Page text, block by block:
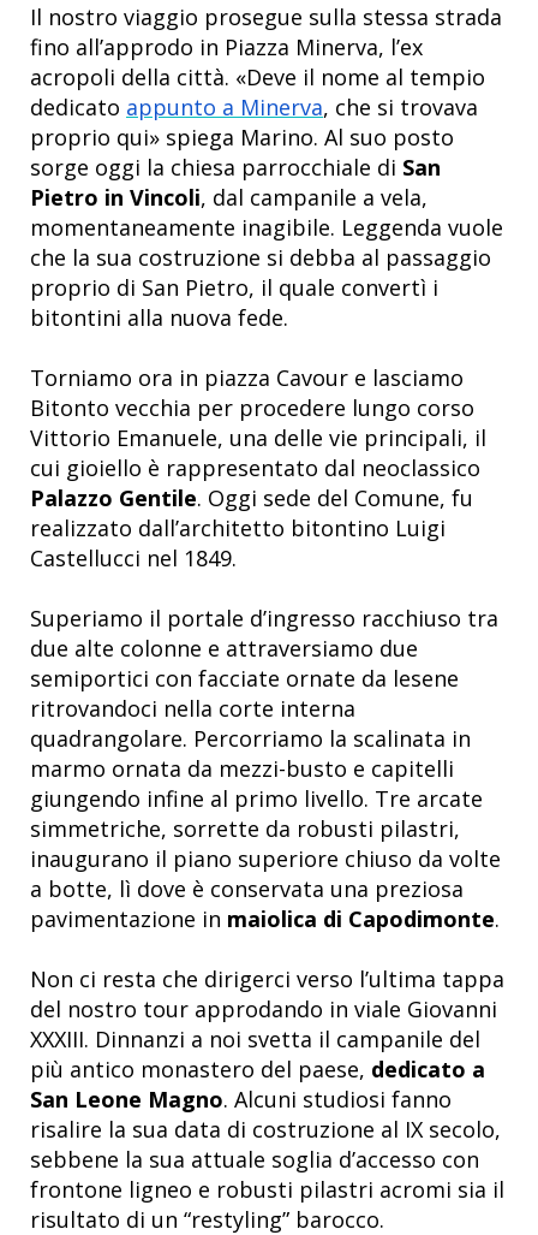
Il nostro viaggio prosegue sulla stessa strada
fino all’approdo in Piazza Minerva, l’ex
acropoli della città. «Deve il nome al tempio
dedicato appunto a Minerva, che si trovava
proprio qui» spiega Marino. Al suo posto
sorge oggi la chiesa parrocchiale di San
Pietro in Vincoli, dal campanile a vela,
momentaneamente inagibile. Leggenda vuole
che la sua costruzione si debba al passaggio
proprio di San Pietro, il quale convertì i
bitontini alla nuova fede.
Torniamo ora in piazza Cavour e lasciamo
Bitonto vecchia per procedere lungo corso
Vittorio Emanuele, una delle vie principali, il
cui gioiello è rappresentato dal neoclassico
Palazzo Gentile. Oggi sede del Comune, fu
realizzato dall’architetto bitontino Luigi
Castellucci nel 1849.
Superiamo il portale d’ingresso racchiuso tra
due alte colonne e attraversiamo due
semiportici con facciate ornate da lesene
ritrovandoci nella corte interna
quadrangolare. Percorriamo la scalinata in
marmo ornata da mezzi-busto e capitelli
giungendo infine al primo livello. Tre arcate
simmetriche, sorrette da robusti pilastri,
inaugurano il piano superiore chiuso da volte
a botte, lì dove è conservata una preziosa
pavimentazione in maiolica di Capodimonte.
Non ci resta che dirigerci verso l’ultima tappa
del nostro tour approdando in viale Giovanni
XXXIII. Dinnanzi a noi svetta il campanile del
più antico monastero del paese, dedicato a
San Leone Magno. Alcuni studiosi fanno
risalire la sua data di costruzione al IX secolo,
sebbene la sua attuale soglia d’accesso con
frontone ligneo e robusti pilastri acromi sia il
risultato di un “restyling” barocco.